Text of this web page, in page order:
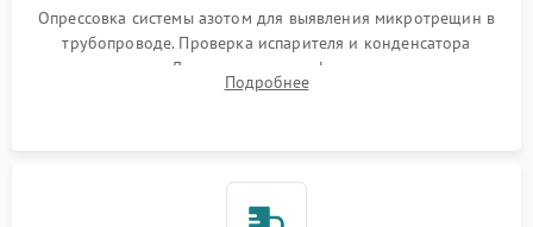
Опрессовка системы азотом для выявления микротрещин в
трубопроводе. Проверка испарителя и конденсатора
течеискателем. Демонтаж старого фильтра-осушителя и
продувка капиллярной трубки для устранения засоров.
Подробнее